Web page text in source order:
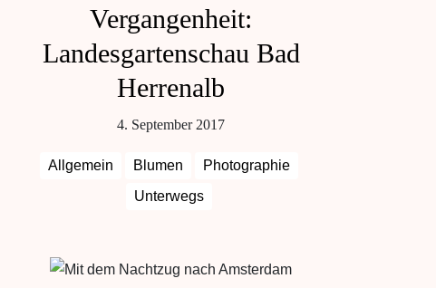
Vergangenheit:
Landesgartenschau Bad
Herrenalb
4. September 2017
Allgemein Blumen
Photographie
Unterwegs